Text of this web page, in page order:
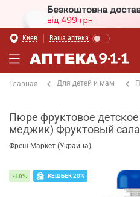
Киев Ваша аптека
Главная Для детей и мам
Пюре фруктовое
меджик) Фруктовый
Фреш Маркет (Украина)
-10% КЕШБЕК 20%